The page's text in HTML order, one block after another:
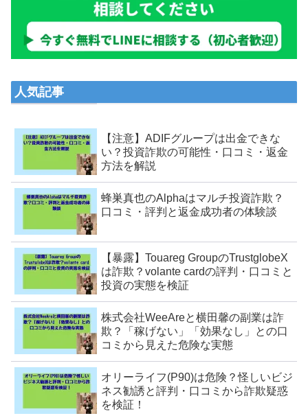
人気記事
【注意】ADIFグループは出金できな
い？投資詐欺の可能性・口コミ・返金
方法を解説
蜂巣真也のAlphaはマルチ投資詐欺？
口コミ・評判と返金成功者の体験談
【暴露】Touareg GroupのTrustglobeX
は詐欺？volante cardの評判・口コミと
投資の実態を検証
株式会社WeeAreと横田馨の副業は詐
欺？「稼げない」「効果なし」との口
コミから見えた危険な実態
オリーライフ(P90)は危険？怪しいビジ
ネス勧誘と評判・口コミから詐欺疑惑
を検証！